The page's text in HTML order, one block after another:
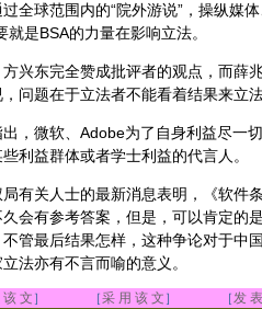
全球范围内的“院外游说”，操纵媒
就是BSA的力量在影响立法。
东完全赞成批评者的观点，而薛兆
问题在于立法者不能看着结果来立法
微软、Adobe为了自身利益尽一切
利益群体或者学士利益的代言人。
关人士的最新消息表明，《软件
会有参考答案，但是，可以肯定的
管最后结果怎样，这种争论对于中
法亦有不言而喻的意义。
该 文 ］ ［采 用 该 文 ］ ［发